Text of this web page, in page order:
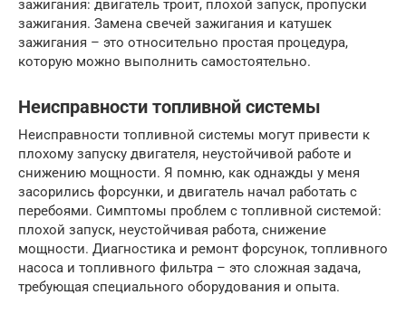
зажигания: двигатель троит, плохой запуск, пропуски
зажигания. Замена свечей зажигания и катушек
зажигания – это относительно простая процедура,
которую можно выполнить самостоятельно.
Неисправности топливной системы
Неисправности топливной системы могут привести к
плохому запуску двигателя, неустойчивой работе и
снижению мощности. Я помню, как однажды у меня
засорились форсунки, и двигатель начал работать с
перебоями. Симптомы проблем с топливной системой:
плохой запуск, неустойчивая работа, снижение
мощности. Диагностика и ремонт форсунок, топливного
насоса и топливного фильтра – это сложная задача,
требующая специального оборудования и опыта.